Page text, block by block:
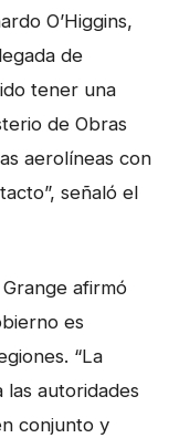
O’Higgins,
de
tener una
de Obras
aerolíneas con
señaló el
afirmó
es
“La
las autoridades
conjunto y